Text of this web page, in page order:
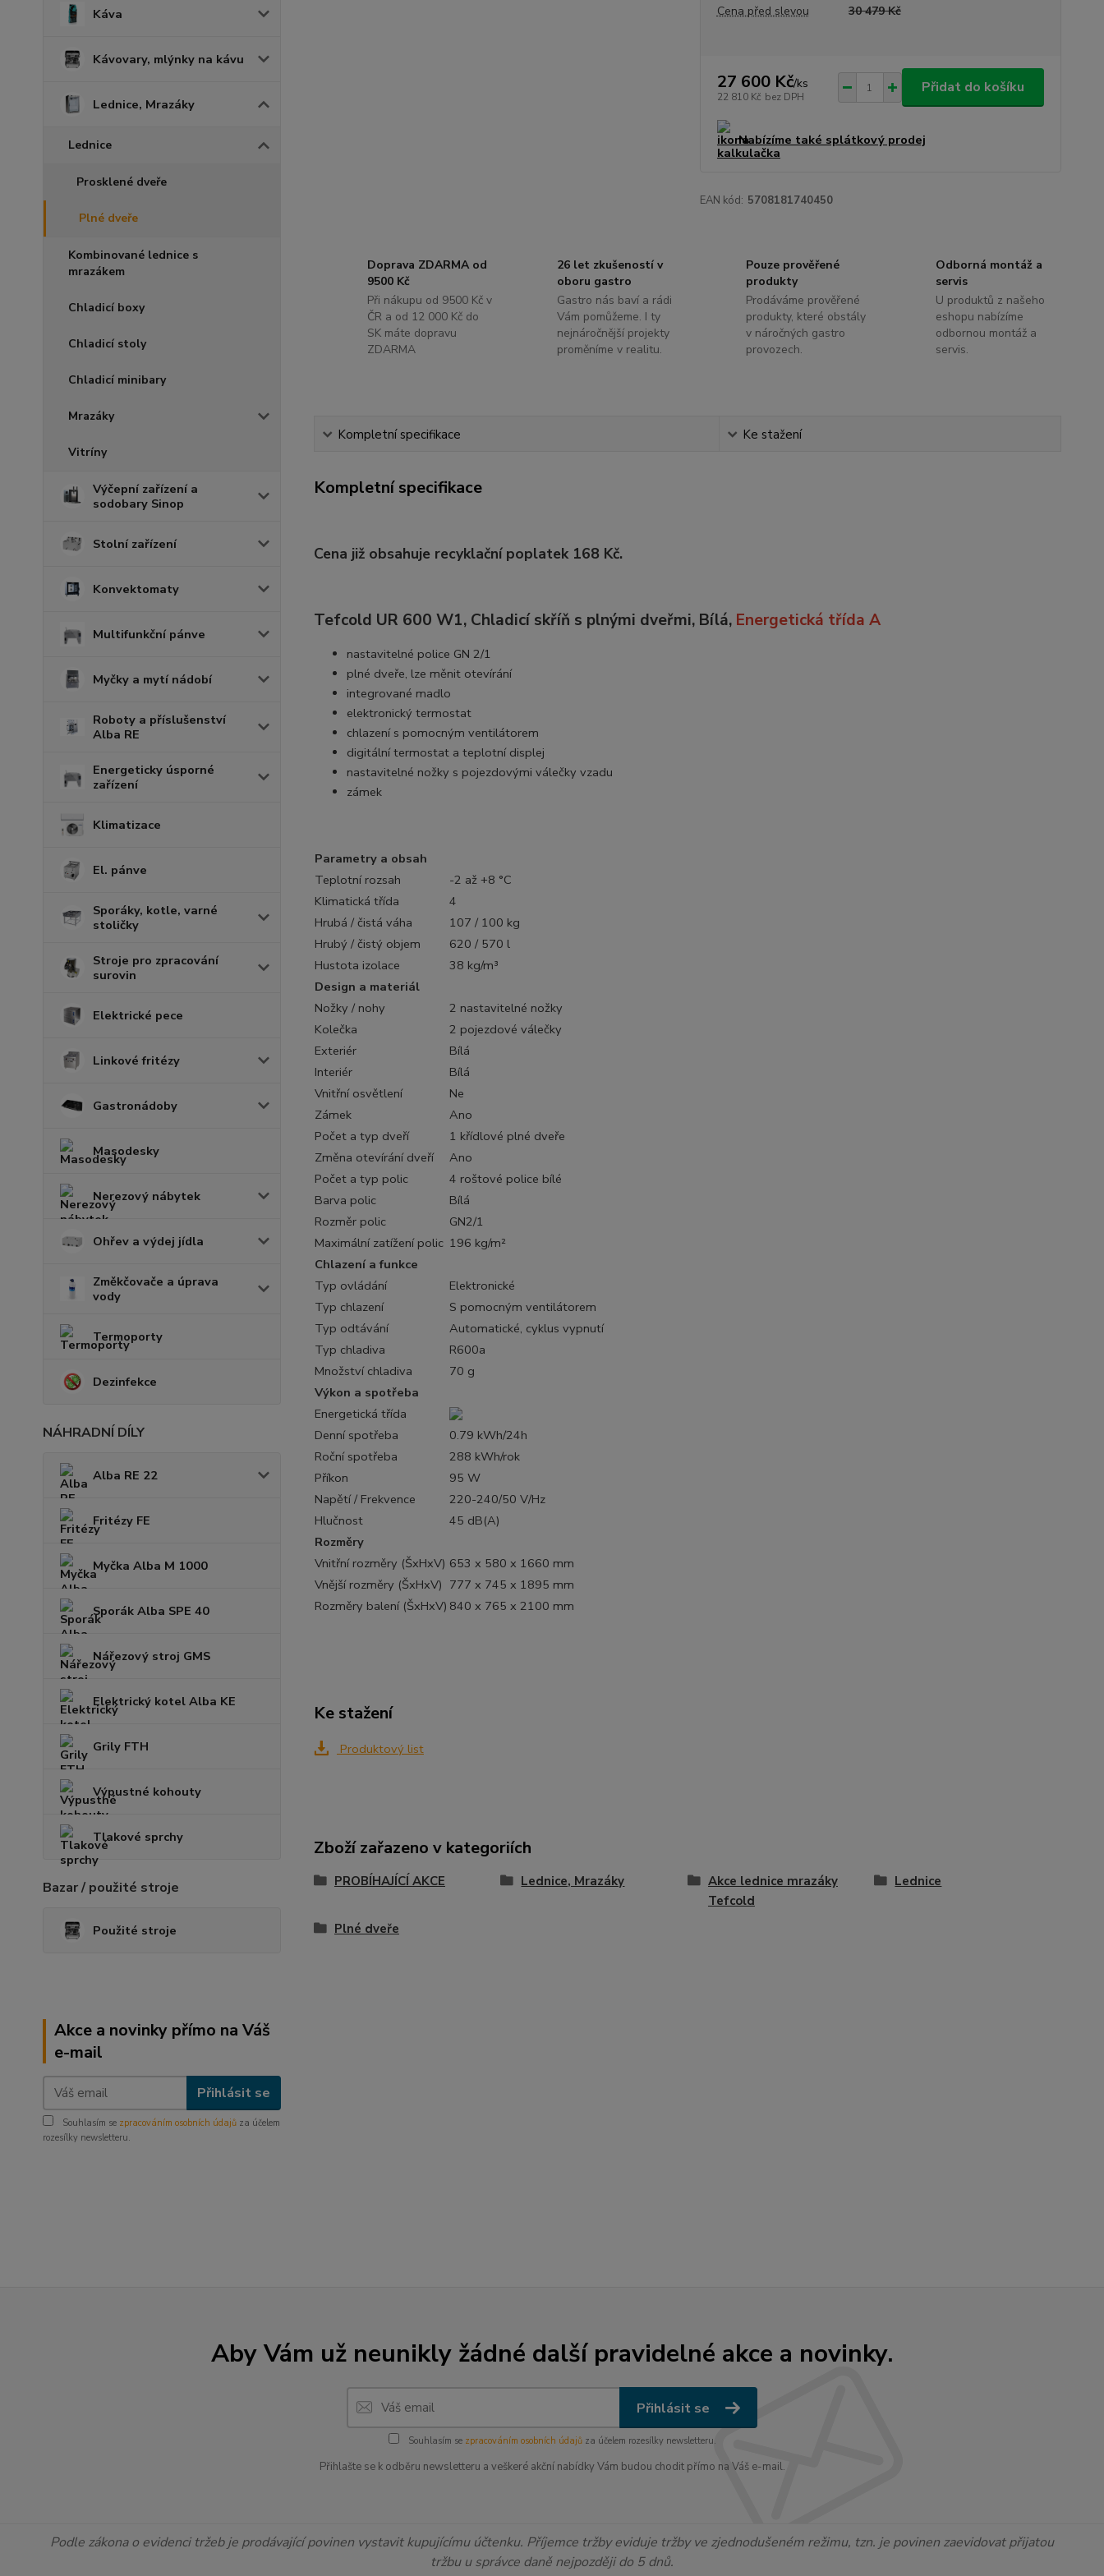
Káva
Kávovary, mlýnky na kávu
Lednice, Mrazáky
Lednice
Prosklené dveře
Plné dveře
Kombinované lednice s
mrazákem
Chladicí boxy
Chladicí stoly
Chladicí minibary
Mrazáky
Vitríny
Výčepní zařízení a
sodobary Sinop
Stolní zařízení
Konvektomaty
Multifunkční pánve
Myčky a mytí nádobí
Roboty a příslušenství
Alba RE
Energeticky úsporné
zařízení
Klimatizace
El. pánve
Sporáky, kotle, varné
stoličky
Stroje pro zpracování
surovin
Elektrické pece
Linkové fritézy
Gastronádoby
Masodesky
Nerezový nábytek
Ohřev a výdej jídla
Změkčovače a úprava
vody
Termoporty
Dezinfekce
NÁHRADNÍ DÍLY
Alba RE 22
Fritézy FE
Myčka Alba M 1000
Sporák Alba SPE 40
Nářezový stroj GMS
Elektrický kotel Alba KE
Grily FTH
Výpustné kohouty
Tlakové sprchy
Bazar / použité stroje
Použité stroje
Akce a novinky přímo na Váš
e-mail
Přihlásit se
Souhlasím se zpracováním osobních údajů za účelem
rozesílky newsletteru.
Cena před slevou
30 479 Kč
27 600 Kč/ks
22 810 Kč bez DPH
Přidat do košíku
Nabízíme také splátkový prodej
EAN kód: 5708181740450
Doprava ZDARMA od
9500 Kč
Při nákupu od 9500 Kč v
ČR a od 12 000 Kč do
SK máte dopravu
ZDARMA
26 let zkušeností v
oboru gastro
Gastro nás baví a rádi
Vám pomůžeme. I ty
nejnáročnější projekty
proměníme v realitu.
Pouze prověřené
produkty
Prodáváme prověřené
produkty, které obstály
v náročných gastro
provozech.
Odborná montáž a
servis
U produktů z našeho
eshopu nabízíme
odbornou montáž a
servis.
Kompletní specifikace Ke stažení
Kompletní specifikace
Cena již obsahuje recyklační poplatek 168 Kč.
Tefcold UR 600 W1, Chladicí skříň s plnými dveřmi, Bílá, Energetická třída A
nastavitelné police GN 2/1
plné dveře, lze měnit otevírání
integrované madlo
elektronický termostat
chlazení s pomocným ventilátorem
digitální termostat a teplotní displej
nastavitelné nožky s pojezdovými válečky vzadu
zámek
Parametry a obsah
Teplotní rozsah
-2 až +8 °C
Klimatická třída
4
Hrubá / čistá váha
107 / 100 kg
Hrubý / čistý objem
620 / 570 l
Hustota izolace
38 kg/m³
Design a materiál
Nožky / nohy
2 nastavitelné nožky
Kolečka
2 pojezdové válečky
Exteriér
Bílá
Interiér
Bílá
Vnitřní osvětlení
Ne
Zámek
Ano
Počet a typ dveří
1 křídlové plné dveře
Změna otevírání dveří
Ano
Počet a typ polic
4 roštové police bílé
Barva polic
Bílá
Rozměr polic
GN2/1
Maximální zatížení polic 196 kg/m²
Chlazení a funkce
Typ ovládání
Elektronické
Typ chlazení
S pomocným ventilátorem
Typ odtávání
Automatické, cyklus vypnutí
Typ chladiva
R600a
Množství chladiva
70 g
Výkon a spotřeba
Energetická třída
Denní spotřeba
0.79 kWh/24h
Roční spotřeba
288 kWh/rok
Příkon
95 W
Napětí / Frekvence
220-240/50 V/Hz
Hlučnost
45 dB(A)
Rozměry
Vnitřní rozměry (ŠxHxV) 653 x 580 x 1660 mm
Vnější rozměry (ŠxHxV) 777 x 745 x 1895 mm
Rozměry balení (ŠxHxV) 840 x 765 x 2100 mm
Ke stažení
Produktový list
Zboží zařazeno v kategoriích
PROBÍHAJÍCÍ AKCE Lednice, Mrazáky
Akce lednice mrazáky
Tefcold
Lednice
Plné dveře
Aby Vám už neunikly žádné další pravidelné akce a novinky.
Přihlásit se
Souhlasím se zpracováním osobních údajůza účelem rozesílky newsletteru.
Přihlašte se k odběru newsletteru a veškeré akční nabídky Vám budou chodit přímo na Váš e-mail.
Podle zákona o evidenci tržeb je prodávající povinen vystavit kupujícímu účtenku. Příjemce tržby eviduje tržby ve zjednodušeném režimu, tzn. je povinen zaevidovat přijatou
tržbu u správce daně nejpozději do 5 dnů.